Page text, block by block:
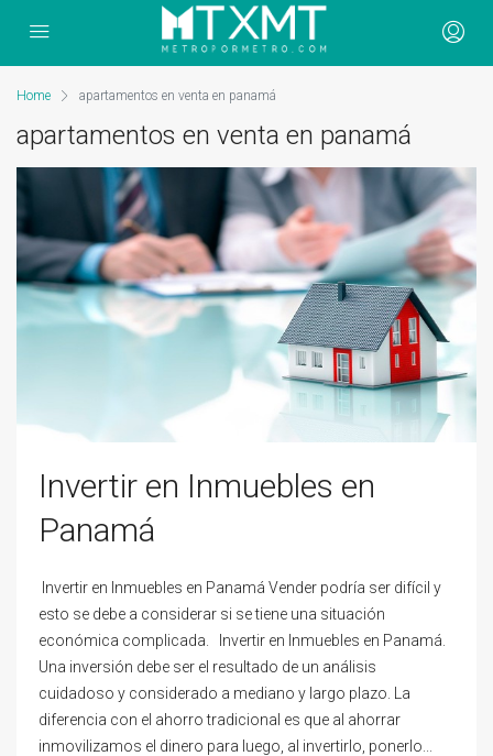
Home apartamentos en venta en panamá
apartamentos en venta en panamá
Invertir en Inmuebles en
Panamá
Invertir en Inmuebles en Panamá Vender podría ser difícil y
esto se debe a considerar si se tiene una situación
económica complicada. Invertir en Inmuebles en Panamá.
Una inversión debe ser el resultado de un análisis
cuidadoso y considerado a mediano y largo plazo. La
diferencia con el ahorro tradicional es que al ahorrar
inmovilizamos el dinero para luego, al invertirlo, ponerlo...